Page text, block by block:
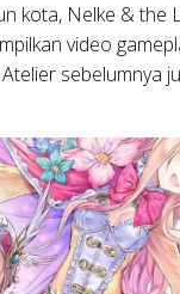
kota, Nelke & the
video
sebelumnya